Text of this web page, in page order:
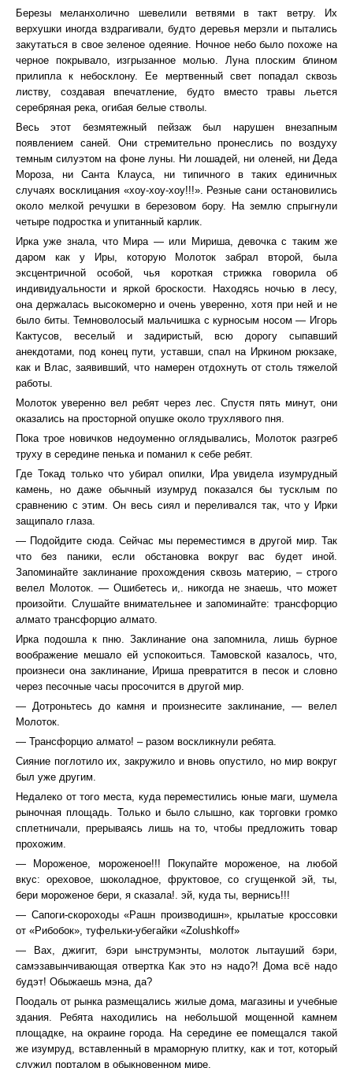
Березы меланхолично шевелили ветвями в такт ветру. Их
верхушки иногда вздрагивали, будто деревья мерзли и пытались
закутаться в свое зеленое одеяние. Ночное небо было похоже на
черное покрывало, изгрызанное молью. Луна плоским блином
прилипла к небосклону. Ее мертвенный свет попадал сквозь
листву, создавая впечатление, будто вместо травы льется
серебряная река, огибая белые стволы.
Весь этот безмятежный пейзаж был нарушен внезапным
появлением саней. Они стремительно пронеслись по воздуху
темным силуэтом на фоне луны. Ни лошадей, ни оленей, ни Деда
Мороза, ни Санта Клауса, ни типичного в таких единичных
случаях восклицания «хоу-хоу-хоу!!!». Резные сани остановились
около мелкой речушки в березовом бору. На землю спрыгнули
четыре подростка и упитанный карлик.
Ирка уже знала, что Мира — или Мириша, девочка с таким же
даром как у Иры, которую Молоток забрал второй, была
эксцентричной особой, чья короткая стрижка говорила об
индивидуальности и яркой броскости. Находясь ночью в лесу,
она держалась высокомерно и очень уверенно, хотя при ней и не
было биты. Темноволосый мальчишка с курносым носом — Игорь
Кактусов, веселый и задиристый, всю дорогу сыпавший
анекдотами, под конец пути, уставши, спал на Иркином рюкзаке,
как и Влас, заявивший, что намерен отдохнуть от столь тяжелой
работы.
Молоток уверенно вел ребят через лес. Спустя пять минут, они
оказались на просторной опушке около трухлявого пня.
Пока трое новичков недоуменно оглядывались, Молоток разгреб
труху в середине пенька и поманил к себе ребят.
Где Токад только что убирал опилки, Ира увидела изумрудный
камень, но даже обычный изумруд показался бы тусклым по
сравнению с этим. Он весь сиял и переливался так, что у Ирки
защипало глаза.
— Подойдите сюда. Сейчас мы переместимся в другой мир. Так
что без паники, если обстановка вокруг вас будет иной.
Запоминайте заклинание прохождения сквозь материю, – строго
велел Молоток. — Ошибетесь и,. никогда не знаешь, что может
произойти. Слушайте внимательнее и запоминайте: трансфорцио
алмато трансфорцио алмато.
Ирка подошла к пню. Заклинание она запомнила, лишь бурное
воображение мешало ей успокоиться. Тамовской казалось, что,
произнеси она заклинание, Ириша превратится в песок и словно
через песочные часы просочится в другой мир.
— Дотроньтесь до камня и произнесите заклинание, — велел
Молоток.
— Трансфорцио алмато! – разом воскликнули ребята.
Сияние поглотило их, закружило и вновь опустило, но мир вокруг
был уже другим.
Недалеко от того места, куда переместились юные маги, шумела
рыночная площадь. Только и было слышно, как торговки громко
сплетничали, прерываясь лишь на то, чтобы предложить товар
прохожим.
— Мороженое, мороженое!!! Покупайте мороженое, на любой
вкус: ореховое, шоколадное, фруктовое, со сгущенкой эй, ты,
бери мороженое бери, я сказала!. эй, куда ты, вернись!!!
— Сапоги-скороходы «Рашн производишн», крылатые кроссовки
от «Рибобок», туфельки-убегайки «Zolushkoff»
— Вах, джигит, бэри ынструмэнты, молоток лытауший бэри,
самэзавынчивающая отвертка Как это нэ надо?! Дома всё надо
будэт! Обыжаешь мэна, да?
Поодаль от рынка размещались жилые дома, магазины и учебные
здания. Ребята находились на небольшой мощенной камнем
площадке, на окраине города. На середине ее помещался такой
же изумруд, вставленный в мраморную плитку, как и тот, который
служил порталом в обыкновенном мире.